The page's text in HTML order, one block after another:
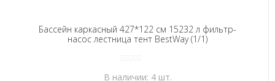
Бассейн каркасный 427*122 см 15232 л фильтр-
насос лестница тент BestWay (1/1)
В наличии: 4 шт.